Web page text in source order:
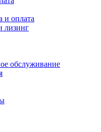
и оплата
лизинг
обслуживание